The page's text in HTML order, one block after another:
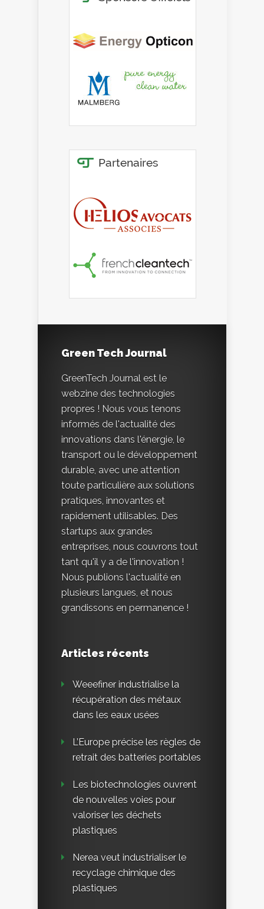
Green Tech Journal
GreenTech Journal est le
webzine des technologies
propres ! Nous vous tenons
informés de l'actualité des
innovations dans l'énergie, le
transport ou le développement
durable, avec une attention
toute particulière aux solutions
pratiques, innovantes et
rapidement utilisables. Des
startups aux grandes
entreprises, nous couvrons tout
tant qu'il y a de l'innovation !
Nous publions l'actualité en
plusieurs langues, et nous
grandissons en permanence !
Articles récents
Weeefiner industrialise la
récupération des métaux
dans les eaux usées
L’Europe précise les règles de
retrait des batteries portables
Les biotechnologies ouvrent
de nouvelles voies pour
valoriser les déchets
plastiques
Nerea veut industrialiser le
recyclage chimique des
plastiques